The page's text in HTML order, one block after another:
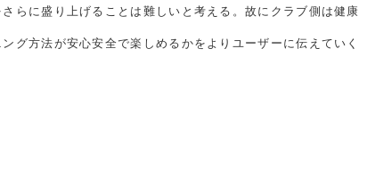
らに盛り上げることは難しいと考える。故にクラブ側は健康
グ方法が安心安全で楽しめるかをよりユーザーに伝えていく